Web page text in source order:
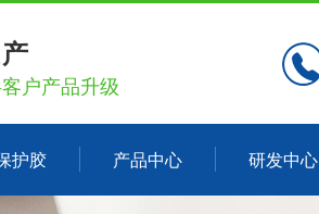
户产品升级
护胶 产品中心 研发中心